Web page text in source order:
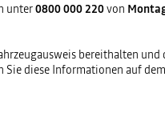
unter0800 000 220von
bereithalten
Sie diese Informationen auf